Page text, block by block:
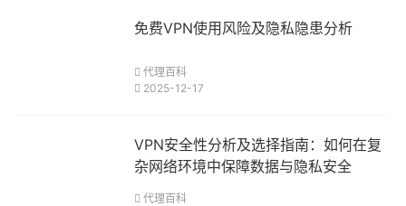
免费VPN使用风险及隐私隐患分析
代理百科
2025-12-17
VPN安全性分析及选择指南：如何在复
杂网络环境中保障数据与隐私安全
代理百科